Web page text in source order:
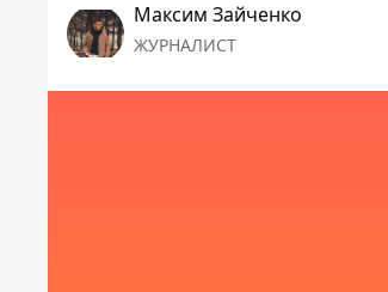
Максим Зайченко
ЖУРНАЛИСТ